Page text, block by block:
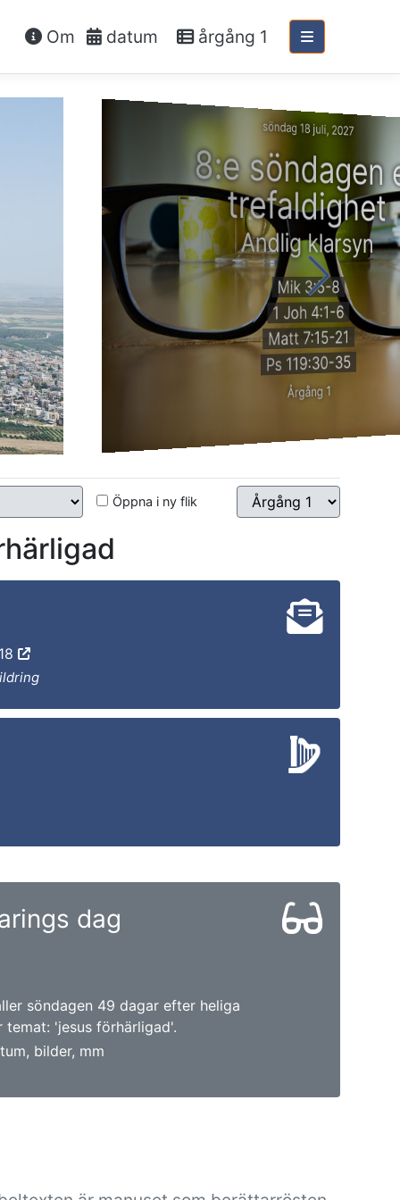
Om datum årgång 1
söndag 18 juli, 2027
8:e söndagen
trefaldighet
Andlig klarsyn
Mik 3:5-8
1 Joh 4:1-6
Matt 7:15-21
Ps 119:30-35
Årgång 1
Öppna i ny flik
dag
söndagen 49 dagar efter heliga
'jesus förhärligad'.
bilder, mm